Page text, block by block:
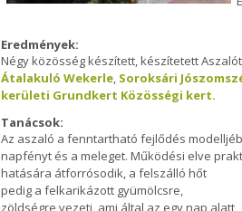
Eredmények:
Négy közösség készített, készítetett
Átalakuló Wekerle, Soroksári
kerületi Grundkert Közösségi kert.
Tanácsok:
Az aszaló a fenntartható fejlődés
napfényt és a meleget. Működési elve
hatására átforrósodik, a felszálló hőt
pedig a felkarikázott gyümölcsre,
zöldségre vezeti, ami által az egy nap alatt